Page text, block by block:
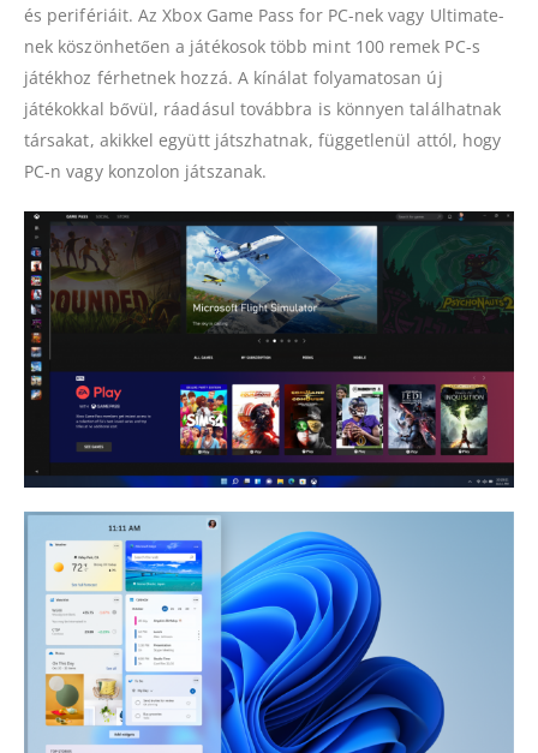
és perifériáit. Az Xbox Game Pass for PC-nek vagy Ultimate-
nek köszönhetően a játékosok több mint 100 remek PC-s
játékhoz férhetnek hozzá. A kínálat folyamatosan új
játékokkal bővül, ráadásul továbbra is könnyen találhatnak
társakat, akikkel együtt játszhatnak, függetlenül attól, hogy
PC-n vagy konzolon játszanak.